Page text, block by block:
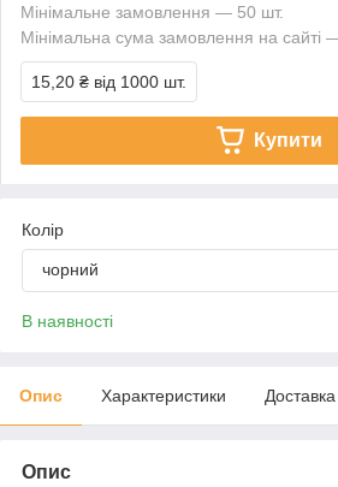
Мінімальне замовлення — 50 шт.
Мінімальна сума замовлення на сайті
15,20 ₴ від 1000 шт.
Купити
Колір
чорний
В наявності
Опис Характеристики Доставка
Опис